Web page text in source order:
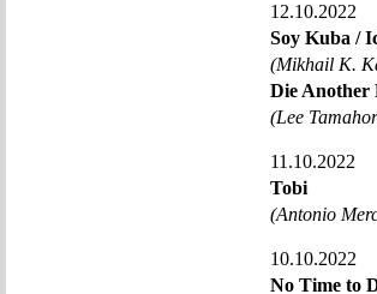
12.10.2022
Soy Kuba /
(Mikhail K.
Die Another
(Lee
11.10.2022
Tobi
(Antonio
10.10.2022
No Time to